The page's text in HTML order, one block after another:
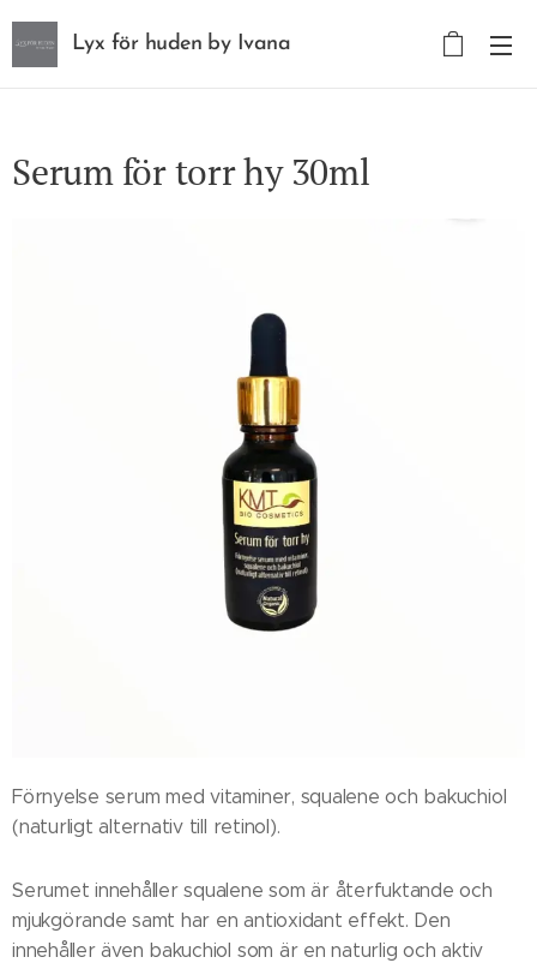
Lyx för huden by Ivana
Serum för torr hy 30ml
Förnyelse serum med vitaminer, squalene och bakuchiol
(naturligt alternativ till retinol).
Serumet innehåller squalene som är återfuktande och
mjukgörande samt har en antioxidant effekt. Den
innehåller även bakuchiol som är en naturlig och aktiv